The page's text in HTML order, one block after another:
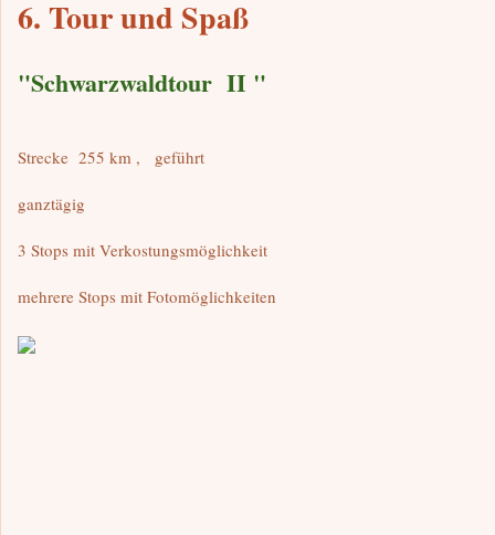
6. Tour und Spaß
"Schwarzwaldtour II "
Strecke 255 km , geführt
ganztägig
3 Stops mit Verkostungsmöglichkeit
mehrere Stops mit Fotomöglichkeiten